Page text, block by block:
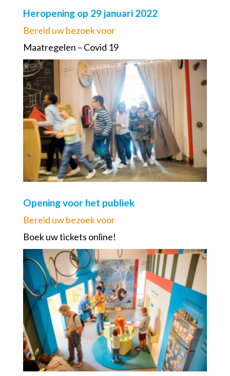
Heropening op 29 januari 2022
Bereid uw bezoek voor
Maatregelen – Covid 19
Opening voor het publiek
Bereid uw bezoek voor
Boek uw tickets online!